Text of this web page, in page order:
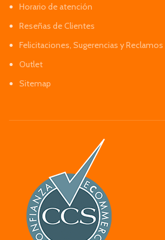
Horario de atención
Reseñas de Clientes
Felicitaciones, Sugerencias y Reclamos
Outlet
Sitemap